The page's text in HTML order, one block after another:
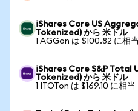
iShares Core US
Tokenized) から 米ドル
1 AGGon は $100.82 に相当
iShares Core S&P Total
Tokenized) から 米ドル
1 ITOTon は $169.10 に相当